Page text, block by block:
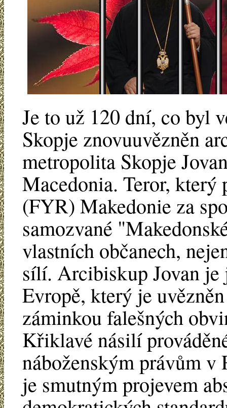
Je to už 120 dní, co byl
Skopje znovuuvězněn
metropolita Skopje
Macedonia. Teror,
(FYR) Makedonie za
samozvané
vlastních občanech,
sílí. Arcibiskup Jovan
Evropě, který je
záminkou falešných
Křiklavé násilí
náboženským právům
je smutným projevem